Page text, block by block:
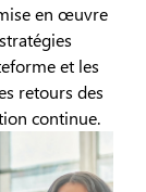
en œuvre
et les
retours des
continue.